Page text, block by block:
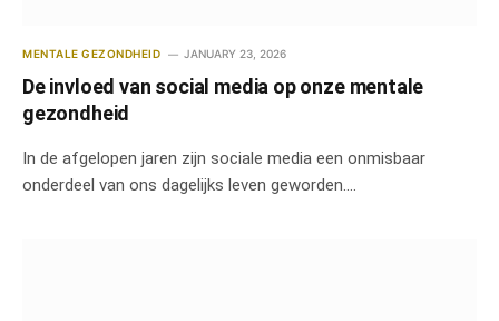
MENTALE GEZONDHEID JANUARY 23, 2026
De invloed van social media op onze mentale
gezondheid
In de afgelopen jaren zijn sociale media een onmisbaar
onderdeel van ons dagelijks leven geworden.…